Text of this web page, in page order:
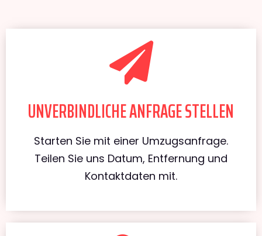
UNVERBINDLICHE ANFRAGE STELLEN
Starten Sie mit einer Umzugsanfrage.
Teilen Sie uns Datum, Entfernung und
Kontaktdaten mit.